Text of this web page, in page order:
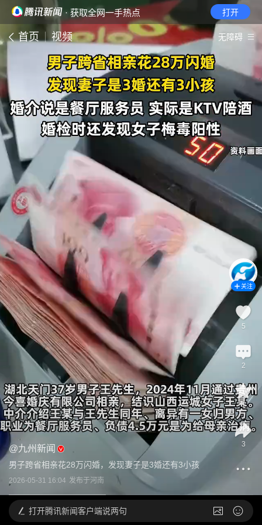
· 获取全网一手热点 打开
首页 视频 无障碍
@九州新闻
男子跨省相亲花28万闪婚，发现妻子是3婚还有3小孩
2026-05-31 16:04 发布于河南
关注
5
2
1
3
打开腾讯新闻客户端说两句